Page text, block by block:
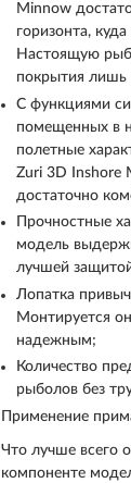
Minnow
горизонта,
Настоящую
покрытия лишь
С функциями
помещенных в
полетные
Zuri 3D Inshore
достаточно
Прочностные
модель
лучшей
Лопатка
Монтируется
надежным;
Количество
рыболов без
Применение
Что лучше всего
компоненте